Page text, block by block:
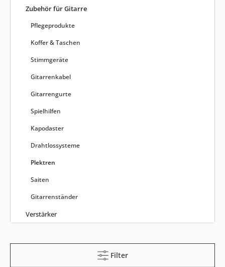
Zubehör für Gitarre
Pflegeprodukte
Koffer & Taschen
Stimmgeräte
Gitarrenkabel
Gitarrengurte
Spielhilfen
Kapodaster
Drahtlossysteme
Plektren
Saiten
Gitarrenständer
Verstärker
Filter